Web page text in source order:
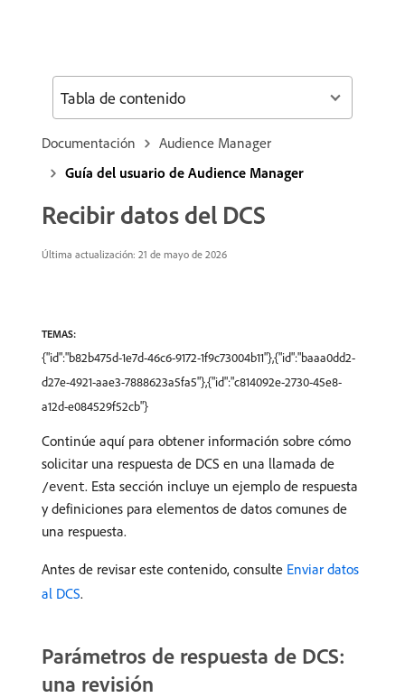
Documentación
Audience Manager
Guía del usuario de Audience Manager
Recibir datos del DCS
Última actualización: 21 de mayo de 2026
TEMAS:
{"id":"b82b475d-1e7d-46c6-9172-1f9c73004b11"},{"id":"baaa0dd2-
d27e-4921-aae3-7888623a5fa5"},{"id":"c814092e-2730-45e8-
a12d-e084529f52cb"}
Continúe aquí para obtener información sobre cómo
solicitar una respuesta de DCS en una llamada de
/event. Esta sección incluye un ejemplo de respuesta
y definiciones para elementos de datos comunes de
una respuesta.
Antes de revisar este contenido, consulte Enviar datos
al DCS.
Parámetros de respuesta de DCS:
una revisión
Tabla de contenido